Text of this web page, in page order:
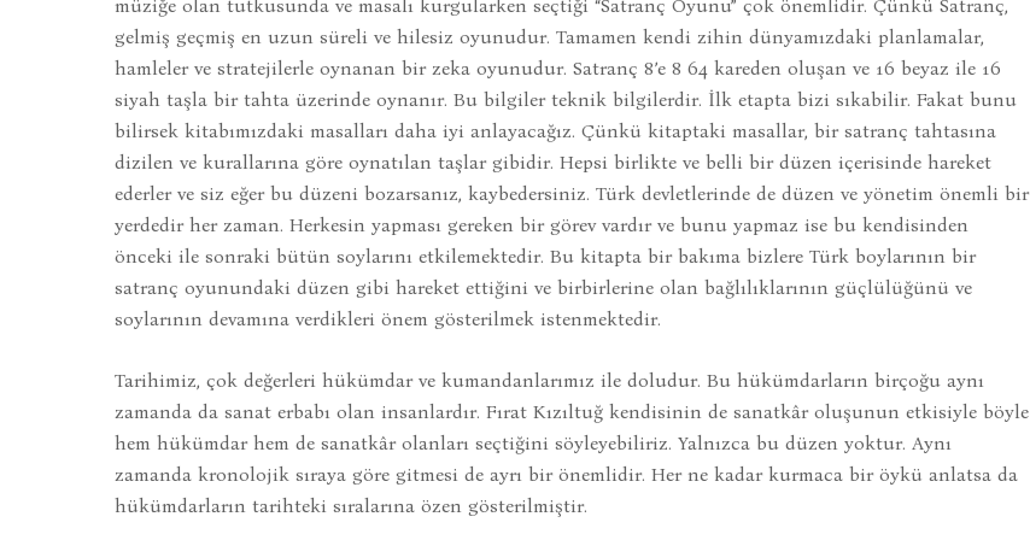
müziğe olan tutkusunda ve masalı kurgularken seçtiği “Satranç Oyunu” çok önemlidir. Çünkü Satranç,
gelmiş geçmiş en uzun süreli ve hilesiz oyunudur. Tamamen kendi zihin dünyamızdaki planlamalar,
hamleler ve stratejilerle oynanan bir zeka oyunudur. Satranç 8’e 8 64 kareden oluşan ve 16 beyaz ile 16
siyah taşla bir tahta üzerinde oynanır. Bu bilgiler teknik bilgilerdir. İlk etapta bizi sıkabilir. Fakat bunu
bilirsek kitabımızdaki masalları daha iyi anlayacağız. Çünkü kitaptaki masallar, bir satranç tahtasına
dizilen ve kurallarına göre oynatılan taşlar gibidir. Hepsi birlikte ve belli bir düzen içerisinde hareket
ederler ve siz eğer bu düzeni bozarsanız, kaybedersiniz. Türk devletlerinde de düzen ve yönetim önemli bir
yerdedir her zaman. Herkesin yapması gereken bir görev vardır ve bunu yapmaz ise bu kendisinden
önceki ile sonraki bütün soylarını etkilemektedir. Bu kitapta bir bakıma bizlere Türk boylarının bir
satranç oyunundaki düzen gibi hareket ettiğini ve birbirlerine olan bağlılıklarının güçlülüğünü ve
soylarının devamına verdikleri önem gösterilmek istenmektedir.
Tarihimiz, çok değerleri hükümdar ve kumandanlarımız ile doludur. Bu hükümdarların birçoğu aynı
zamanda da sanat erbabı olan insanlardır. Fırat Kızıltuğ kendisinin de sanatkâr oluşunun etkisiyle böyle
hem hükümdar hem de sanatkâr olanları seçtiğini söyleyebiliriz. Yalnızca bu düzen yoktur. Aynı
zamanda kronolojik sıraya göre gitmesi de ayrı bir önemlidir. Her ne kadar kurmaca bir öykü anlatsa da
hükümdarların tarihteki sıralarına özen gösterilmiştir.